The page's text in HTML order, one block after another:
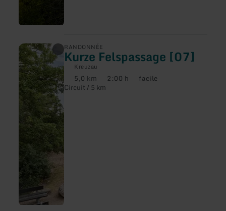
RANDONNÉE
Kurze Felspassage [07]
Kreuzau
Distance
:
5,0 km Durée
:
2:00 h Difficulté
facile
Circuit / 5 km
en
savoir
plus
sur
:
Kurze
Felspassage
[07]